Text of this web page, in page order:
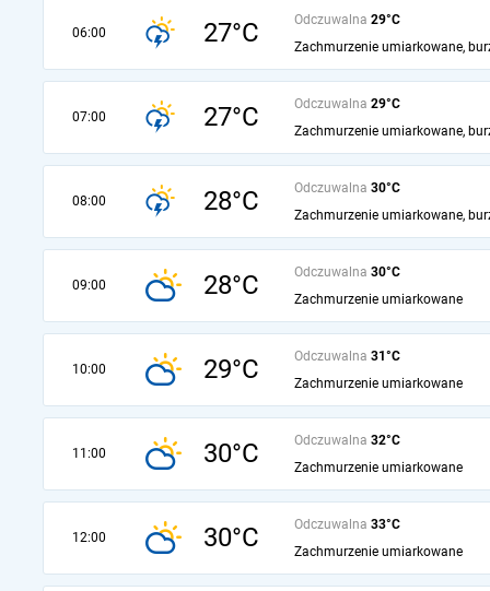
06:00 27°C Odczuwalna 29°C
Zachmurzenie umiarkowane,
07:00 27°C Odczuwalna 29°C
Zachmurzenie umiarkowane,
08:00 28°C Odczuwalna 30°C
Zachmurzenie umiarkowane,
09:00 28°C Odczuwalna 30°C
Zachmurzenie umiarkowane
10:00 29°C Odczuwalna 31°C
Zachmurzenie umiarkowane
11:00 30°C Odczuwalna 32°C
Zachmurzenie umiarkowane
12:00 30°C Odczuwalna 33°C
Zachmurzenie umiarkowane